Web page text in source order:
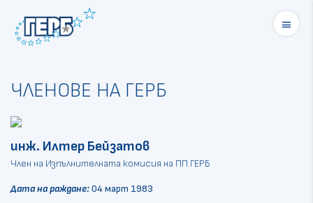
menu
ЧЛЕНОВЕ НА ГЕРБ
инж. Илтер Бейзатов
Член на Изпълнителната комисия на ПП ГЕРБ
Дата на раждане:04 март 1983